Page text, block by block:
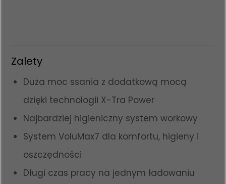
Zalety
Duża moc ssania z dodatkową mocą
dzięki technologii X-Tra Power
Najbardziej higieniczny system workowy
System VoluMax7 dla komfortu, higieny i
oszczędności
Długi czas pracy na jednym ładowaniu